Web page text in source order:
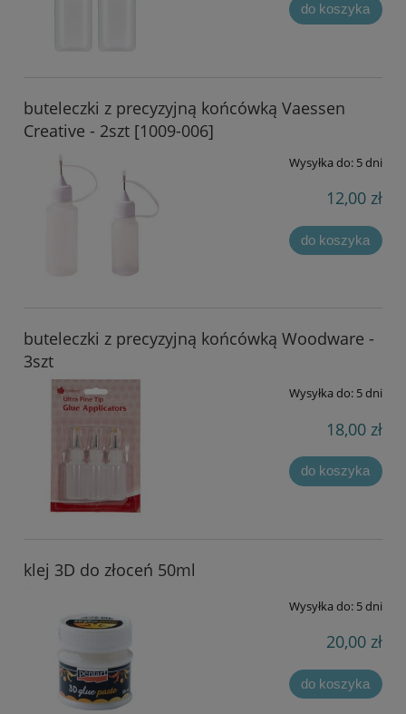
do koszyka
buteleczki z precyzyjną końcówką Vaessen
Creative - 2szt [1009-006]
Wysyłka do: 5 dni
12,00 zł
do koszyka
buteleczki z precyzyjną końcówką Woodware -
3szt
Wysyłka do: 5 dni
18,00 zł
do koszyka
klej 3D do złoceń 50ml
Wysyłka do: 5 dni
20,00 zł
do koszyka